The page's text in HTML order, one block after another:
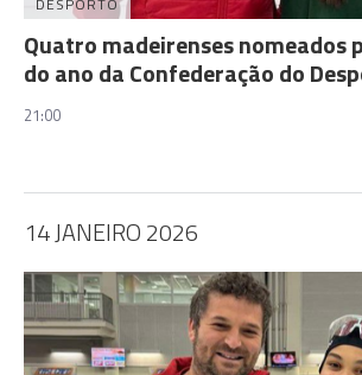
Quatro madeirenses nomeados
do ano da Confederação do
21:00
14 JANEIRO 2026